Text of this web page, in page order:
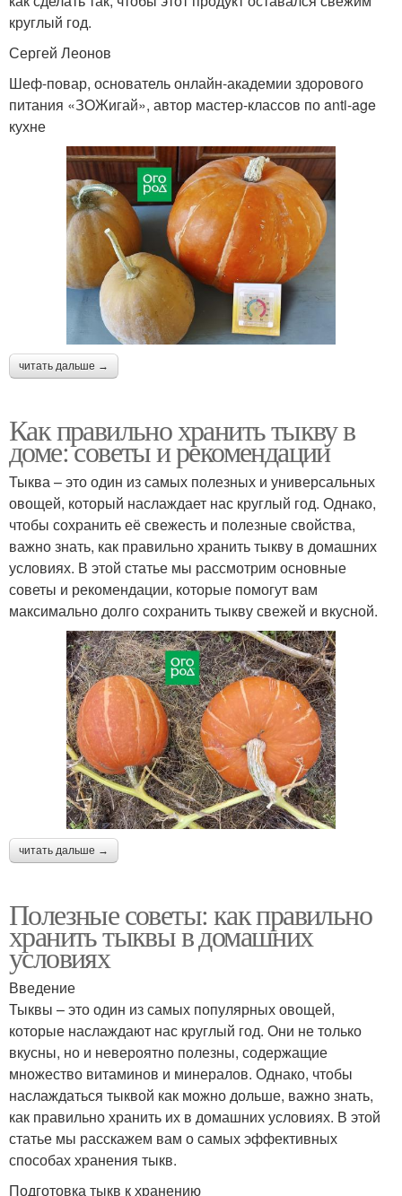
круглый год.
Сергей Леонов
Шеф-повар, основатель онлайн-академии здорового
питания «ЗОЖигай», автор мастер-классов по anti-age
кухне
читать дальше →
Как правильно хранить тыкву в
доме: советы и рекомендации
Тыква – это один из самых полезных и универсальных
овощей, который наслаждает нас круглый год. Однако,
чтобы сохранить её свежесть и полезные свойства,
важно знать, как правильно хранить тыкву в домашних
условиях. В этой статье мы рассмотрим основные
советы и рекомендации, которые помогут вам
максимально долго сохранить тыкву свежей и вкусной.
читать дальше →
Полезные советы: как правильно
хранить тыквы в домашних
условиях
Введение
Тыквы – это один из самых популярных овощей,
которые наслаждают нас круглый год. Они не только
вкусны, но и невероятно полезны, содержащие
множество витаминов и минералов. Однако, чтобы
наслаждаться тыквой как можно дольше, важно знать,
как правильно хранить их в домашних условиях. В этой
статье мы расскажем вам о самых эффективных
способах хранения тыкв.
Подготовка тыкв к хранению